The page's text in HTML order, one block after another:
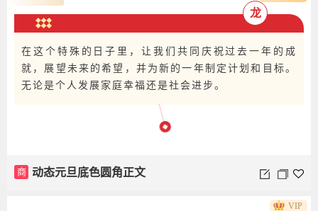
龙
在这个特殊的日子里，让我们共同庆祝过去一年的成
就，展望未来的希望，并为新的一年制定计划和目标。
无论是个人发展家庭幸福还是社会进步。
商 动态元旦底色圆角正文
VIP